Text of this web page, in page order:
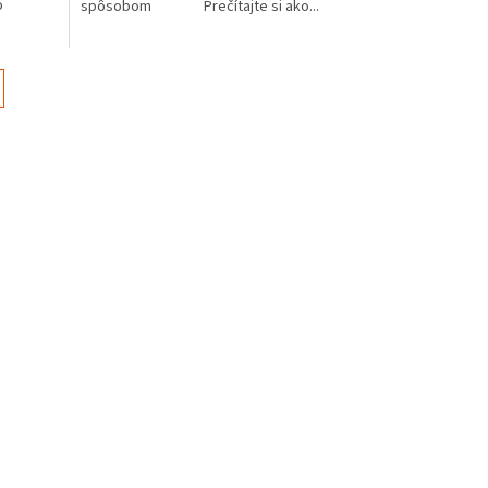
spôsobom Prečítajte si ako...